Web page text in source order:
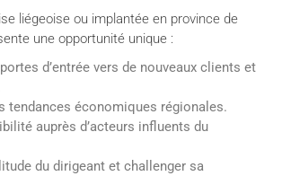
liégeoise ou implantée en province de
une opportunité unique :
d’entrée vers de nouveaux clients et
tendances économiques régionales.
auprès d’acteurs influents du
du dirigeant et challenger sa